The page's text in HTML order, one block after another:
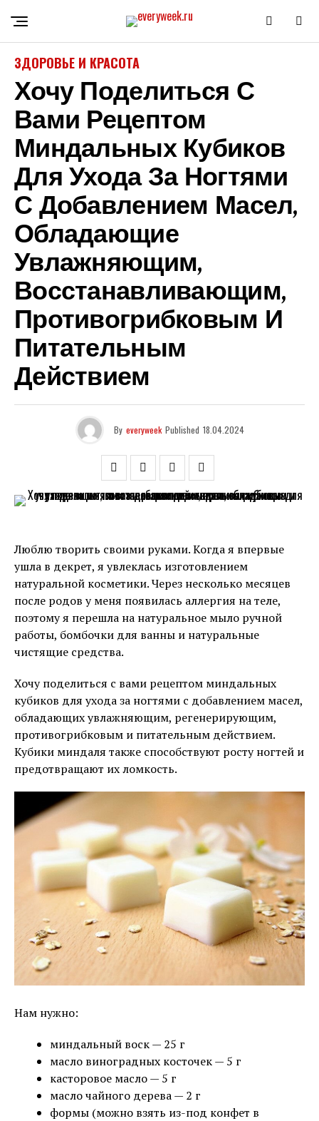
ЗДОРОВЬЕ И КРАСОТА
Хочу Поделиться С
Вами Рецептом
Миндальных Кубиков
Для Ухода За Ногтями
С Добавлением Масел,
Обладающие
Увлажняющим,
Восстанавливающим,
Противогрибковым И
Питательным
Действием
By everyweek Published 18.04.2024
Люблю творить своими руками. Когда я впервые
ушла в декрет, я увлеклась изготовлением
натуральной косметики. Через несколько месяцев
после родов у меня появилась аллергия на теле,
поэтому я перешла на натуральное мыло ручной
работы, бомбочки для ванны и натуральные
чистящие средства.
Хочу поделиться с вами рецептом миндальных
кубиков для ухода за ногтями с добавлением масел,
обладающих увлажняющим, регенерирующим,
противогрибковым и питательным действием.
Кубики миндаля также способствуют росту ногтей и
предотвращают их ломкость.
Нам нужно:
миндальный воск — 25 г
масло виноградных косточек — 5 г
касторовое масло — 5 г
масло чайного дерева — 2 г
формы (можно взять из-под конфет в